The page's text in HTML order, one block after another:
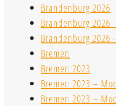
Brandenburg 2026
Brandenburg 2026
Brandenburg 2026
Bremen
Bremen 2023
Bremen 2023 –
Bremen 2023 –